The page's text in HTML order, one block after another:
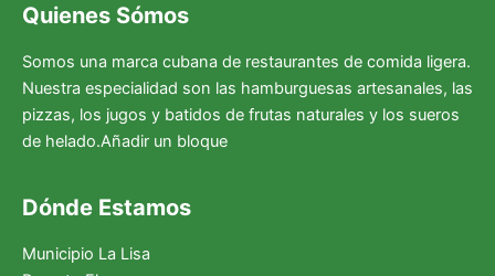
Quienes Sómos
Somos una marca cubana de restaurantes de comida ligera.
Nuestra especialidad son las hamburguesas artesanales, las
pizzas, los jugos y batidos de frutas naturales y los sueros
de helado.Añadir un bloque
Dónde Estamos
Municipio La Lisa